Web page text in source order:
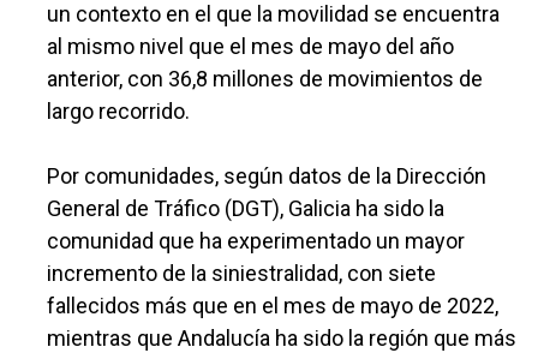
un contexto en el que la movilidad se encuentra
al mismo nivel que el mes de mayo del año
anterior, con 36,8 millones de movimientos de
largo recorrido.
Por comunidades, según datos de la Dirección
General de Tráfico (DGT), Galicia ha sido la
comunidad que ha experimentado un mayor
incremento de la siniestralidad, con siete
fallecidos más que en el mes de mayo de 2022,
mientras que Andalucía ha sido la región que más